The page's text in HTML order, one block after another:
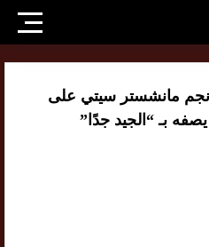
نجم مانشستر سيتي على
بـ “الجيد جدًا”